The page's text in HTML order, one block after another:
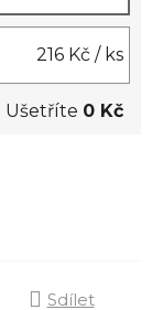
216 Kč / ks
Ušetříte 0 Kč
Sdílet